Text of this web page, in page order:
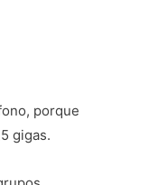
porque
gigas.